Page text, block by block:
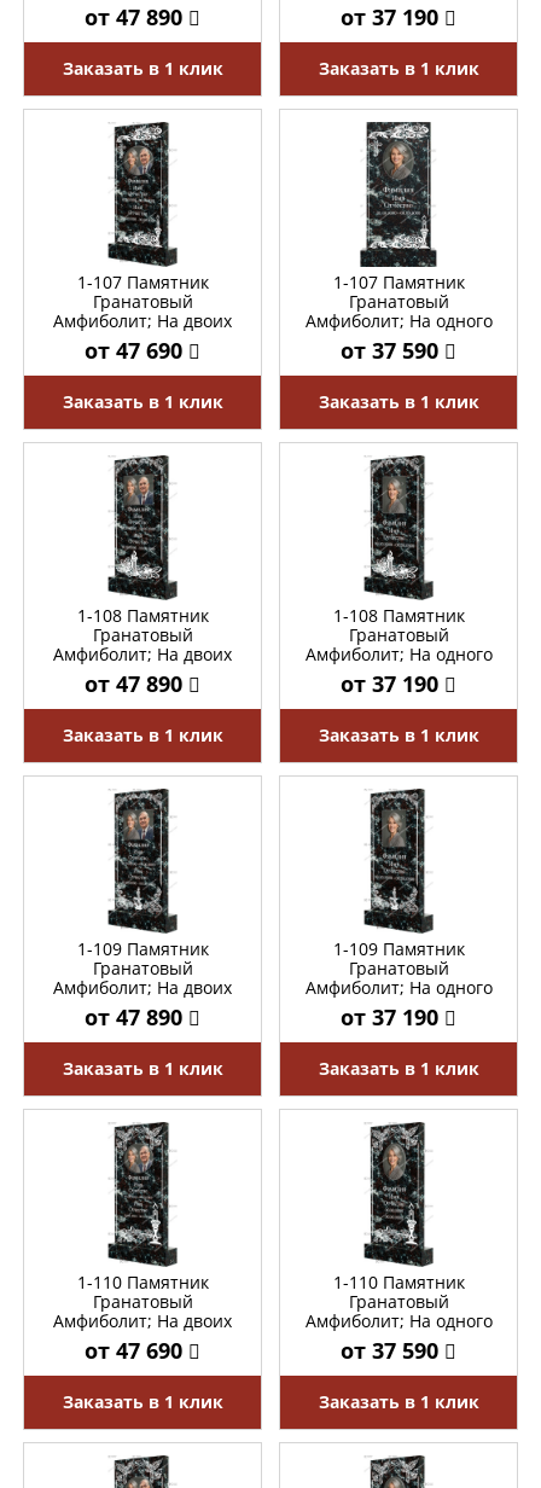
от 47 890
Заказать в 1 клик
от 37 190
Заказать в 1 клик
1-107 Памятник
Гранатовый
Амфиболит; На двоих
от 47 690
Заказать в 1 клик
1-107 Памятник
Гранатовый
Амфиболит; На одного
от 37 590
Заказать в 1 клик
1-108 Памятник
Гранатовый
Амфиболит; На двоих
от 47 890
Заказать в 1 клик
1-108 Памятник
Гранатовый
Амфиболит; На одного
от 37 190
Заказать в 1 клик
1-109 Памятник
Гранатовый
Амфиболит; На двоих
от 47 890
Заказать в 1 клик
1-109 Памятник
Гранатовый
Амфиболит; На одного
от 37 190
Заказать в 1 клик
1-110 Памятник
Гранатовый
Амфиболит; На двоих
от 47 690
Заказать в 1 клик
1-110 Памятник
Гранатовый
Амфиболит; На одного
от 37 590
Заказать в 1 клик